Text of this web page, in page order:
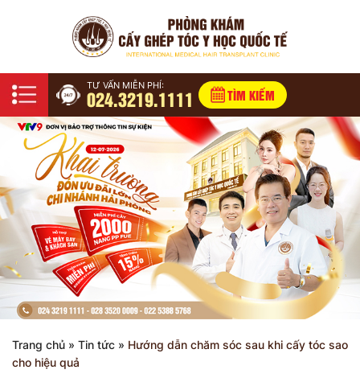
TƯ VẤN MIỄN PHÍ:
024.3219.1111 TÌM KIẾM
Trang chủ » Tin tức » Hướng dẫn chăm sóc sau khi cấy tóc sao
cho hiệu quả